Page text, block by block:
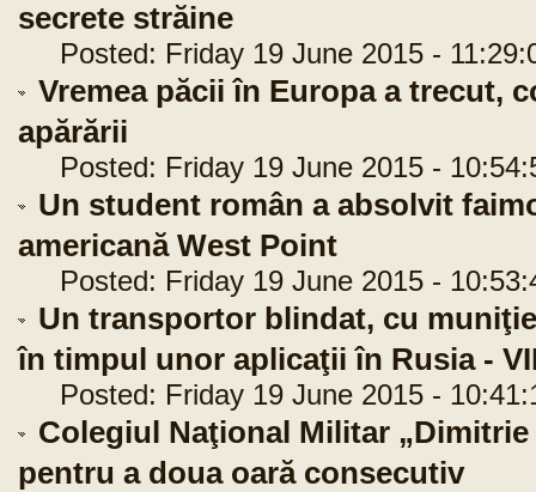
secrete străine
Posted: Friday 19 June 2015 -
Vremea păcii în Europa a trecut,
apărării
Posted: Friday 19 June 2015 -
Un student român a absolvit
americană West Point
Posted: Friday 19 June 2015 -
Un transportor blindat, cu
în timpul unor aplicaţii în Rusia -
Posted: Friday 19 June 2015 -
Colegiul Naţional Militar
pentru a doua oară consecutiv